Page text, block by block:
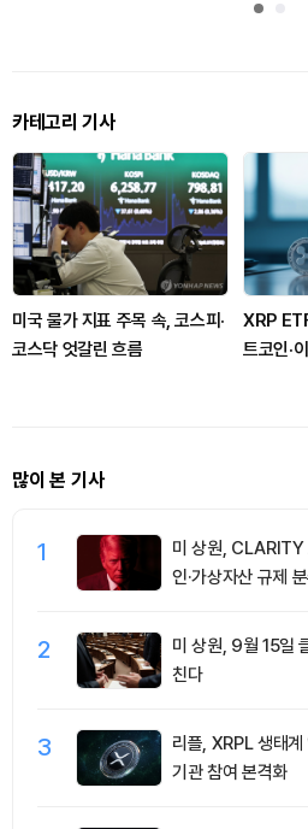
카테고리 기사
미국 물가 지표 주목 속, 코스피·
코스닥 엇갈린 흐름
XRP
트코인·
많이 본 기사
1
미 상원,
인·가상자산 규제
2
미 상원, 9월 15일
친다
3
리플, XRPL 생태
기관 참여 본격화